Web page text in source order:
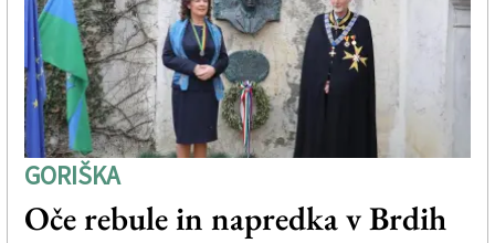
GORIŠKA
Oče rebule in napredka v Brdih